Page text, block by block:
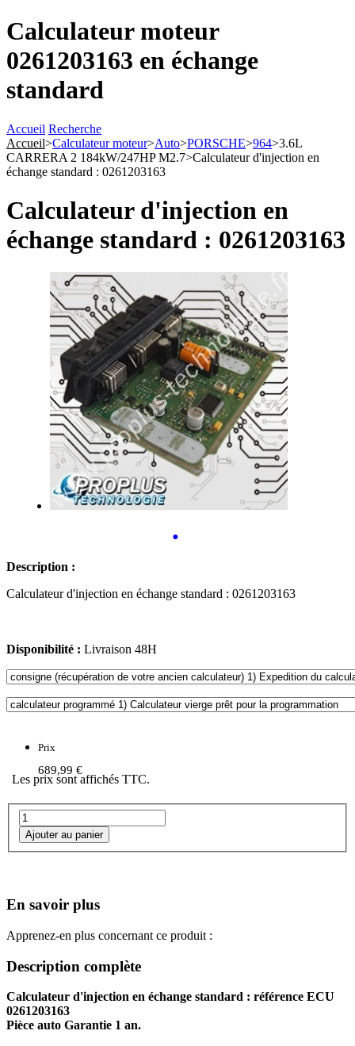
Calculateur moteur
0261203163 en échange
standard
Accueil Recherche
Accueil>Calculateur moteur>Auto>PORSCHE>964>3.6L
CARRERA 2 184kW/247HP M2.7>Calculateur d'injection en
échange standard : 0261203163
Calculateur d'injection en
échange standard : 0261203163
•
Description :
Calculateur d'injection en échange standard : 0261203163
Disponibilité : Livraison 48H
Prix
689,99 €
Les prix sont affichés TTC.
En savoir plus
Apprenez-en plus concernant ce produit :
Description complète
Calculateur d'injection en échange standard : référence ECU
0261203163
Pièce auto Garantie 1 an.